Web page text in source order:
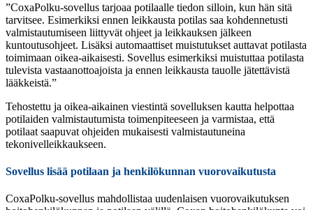
”CoxaPolku-sovellus tarjoaa potilaalle tiedon silloin, kun hän sitä
tarvitsee. Esimerkiksi ennen leikkausta potilas saa kohdennetusti
valmistautumiseen liittyvät ohjeet ja leikkauksen jälkeen
kuntoutusohjeet. Lisäksi automaattiset muistutukset auttavat potilasta
toimimaan oikea-aikaisesti. Sovellus esimerkiksi muistuttaa potilasta
tulevista vastaanottoajoista ja ennen leikkausta tauolle jätettävistä
lääkkeistä.”
Tehostettu ja oikea-aikainen viestintä sovelluksen kautta helpottaa
potilaiden valmistautumista toimenpiteeseen ja varmistaa, että
potilaat saapuvat ohjeiden mukaisesti valmistautuneina
tekonivelleikkaukseen.
Sovellus lisää potilaan ja henkilökunnan vuorovaikutusta
CoxaPolku-sovellus mahdollistaa uudenlaisen vuorovaikutuksen